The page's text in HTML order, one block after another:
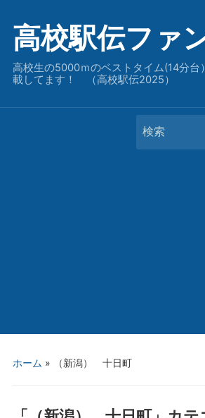
高校駅伝ファ
高校生の5000ｍのベストタイム(14分台
載してます！ （高校駅伝2025）
Search
for:
ホーム » （新潟） 十日町